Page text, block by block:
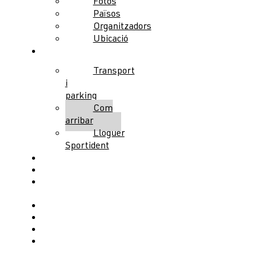
Fotos
Països
Organitzadors
Ubicació
Transport
i
parking
Com
arribar
Lloguer
Sportident